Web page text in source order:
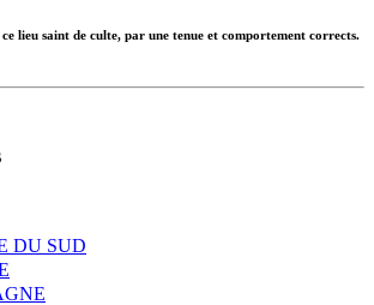
ce lieu saint de culte, par une tenue et comportement corrects.
DU SUD